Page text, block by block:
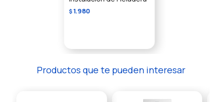
$1.980
Productos que te pueden interesar